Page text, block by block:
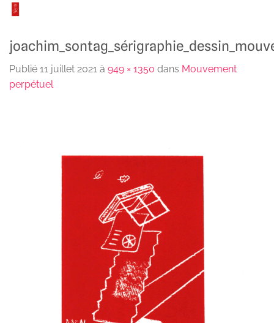
Passer
contenu
Publié 11 juillet 2021 à 949 × 1350 dans Mouvement
perpétuel